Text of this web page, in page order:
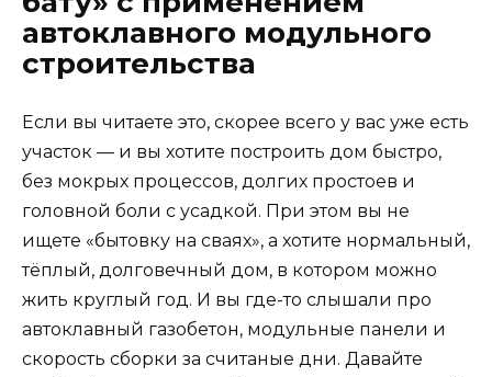
автоклавного модульного
строительства
Если вы читаете это, скорее всего у вас уже есть
участок — и вы хотите построить дом быстро,
без мокрых процессов, долгих простоев и
головной боли с усадкой. При этом вы не
ищете «бытовку на сваях», а хотите нормальный,
тёплый, долговечный дом, в котором можно
жить круглый год. И вы где-то слышали про
автоклавный газобетон, модульные панели и
скорость сборки за считаные дни. Давайте